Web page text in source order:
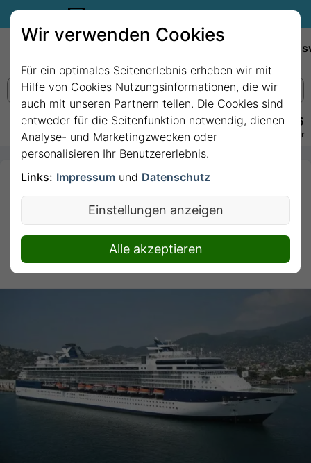
35€ Reisegutschein sichern.
+49 228 3875 7256
Persönlich · Kostenlos · Täglich 08–22 Uhr
10 Nächte - BEST OF
GRIECHENLAND
KREUZFAHRT mit
Celebrity Infinity
10 Nächte von/bis Piräus (Athen)
Wir verwenden Cookies
Für ein optimales Seitenerlebnis erheben wir mit
Hilfe von Cookies Nutzungsinformationen, die wir
auch mit unseren Partnern teilen. Die Cookies sind
entweder für die Seitenfunktion notwendig, dienen
Analyse- und Marketingzwecken oder
personalisieren Ihr Benutzererlebnis.
Links: Impressum und Datenschutz
Einstellungen anzeigen
Alle akzeptieren